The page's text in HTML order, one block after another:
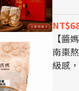
【醬
南棗
級感